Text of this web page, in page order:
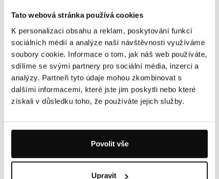
Tato webová stránka používá cookies
K personalizaci obsahu a reklam, poskytování funkcí
sociálních médií a analýze naší návštěvnosti využíváme
soubory cookie. Informace o tom, jak náš web používáte,
sdílíme se svými partnery pro sociální média, inzerci a
analýzy. Partneři tyto údaje mohou zkombinovat s
dalšími informacemi, které jste jim poskytli nebo které
získali v důsledku toho, že používáte jejich služby.
Povolit vše
Upravit
25.06.2026
PODRÁŽDĚNÝ ŽALUDEK: JAK DLOUHO BOLÍ, JAKÉ MÁ
PŘÍZNAKY A JAK HO UKLIDNIT?